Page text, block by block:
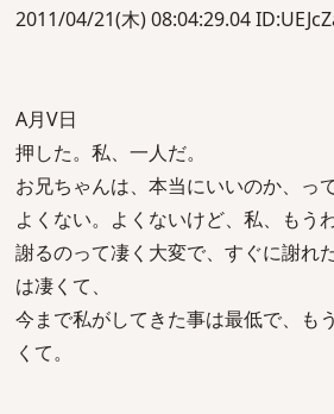
2011/04/21(木) 08:04:29.04
A月V日
押した。私、一人だ。
お兄ちゃんは、本当にいいのか、っ
よくない。よくないけど、私、もう
謝るのって凄く大変で、すぐに謝れ
は凄くて、
今まで私がしてきた事は最低で、も
くて。